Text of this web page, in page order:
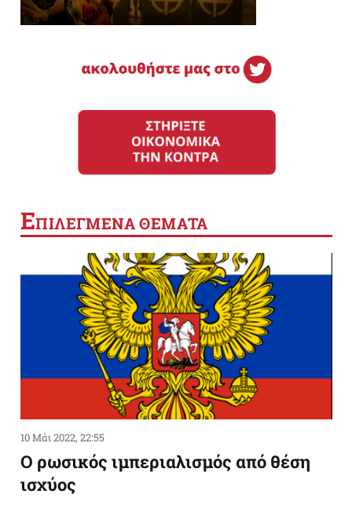
ΕΠΙΛΕΓΜΕΝΑ ΘΕΜΑΤΑ
10 Μάι 2022, 22:55
Ο ρωσικός ιμπεριαλισμός από θέση
ισχύος